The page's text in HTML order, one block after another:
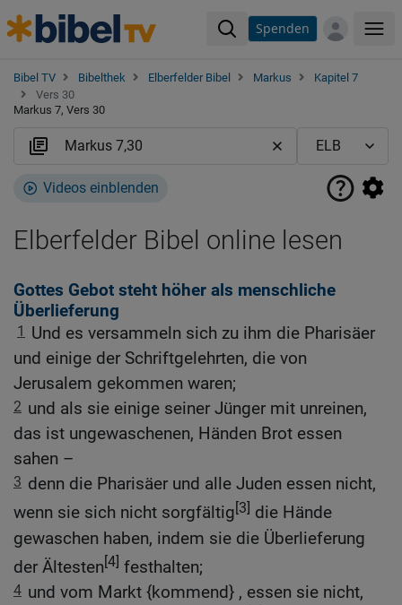
Spenden
Bibel TV Bibelthek Elberfelder Bibel Markus
Kapitel 7
Vers 30
Markus 7, Vers 30
Videos einblenden
Elberfelder Bibel online lesen
Gottes Gebot steht höher als menschliche
Überlieferung
1
Und es versammeln sich zu ihm die Pharisäer
und einige der Schriftgelehrten, die von
Jerusalem gekommen waren;
2 und als sie einige seiner Jünger mit unreinen,
das ist ungewaschenen, Händen Brot essen
sahen –
3 denn die Pharisäer und alle Juden essen nicht,
wenn sie sich nicht sorgfältig[3] die Hände
gewaschen haben, indem sie die Überlieferung
der Ältesten[4] festhalten;
4 und vom Markt {kommend} , essen sie nicht,